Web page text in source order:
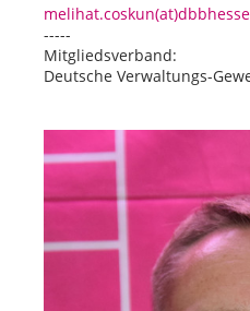
-----
Mitgliedsverband:
Deutsche Verwaltungs-